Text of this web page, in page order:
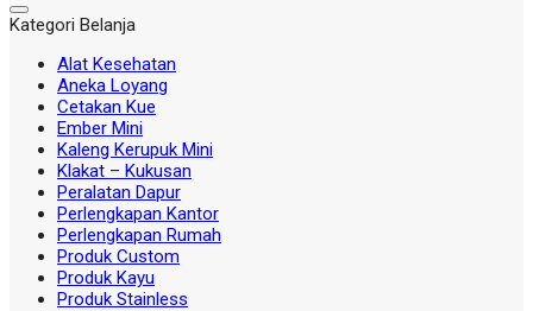
Kategori Belanja
Alat Kesehatan
Aneka Loyang
Cetakan Kue
Ember Mini
Kaleng Kerupuk Mini
Klakat – Kukusan
Peralatan Dapur
Perlengkapan Kantor
Perlengkapan Rumah
Produk Custom
Produk Kayu
Produk Stainless